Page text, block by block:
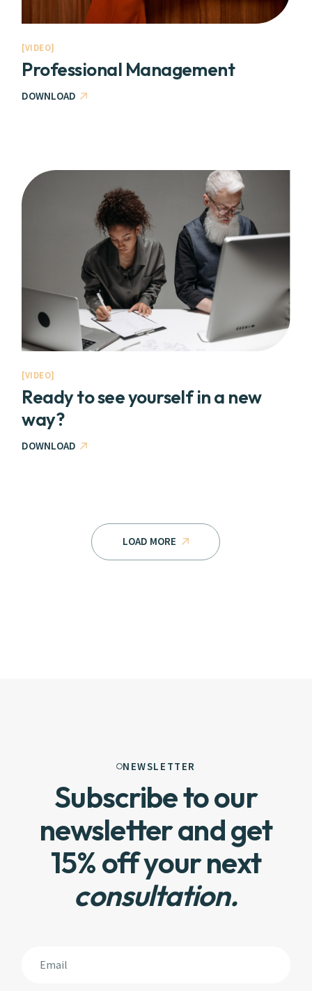
VIDEO
Professional Management
DOWNLOAD
VIDEO
Ready to see yourself in a new
way?
DOWNLOAD
LOAD MORE
NEWSLETTER
Subscribe to our
newsletter and get
15% off your next
consultation.